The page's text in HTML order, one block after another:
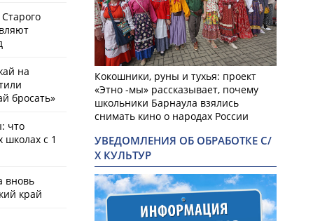
на
бросать»
что
школах с 1
вновь
край
Кокошники, руны и тухья: проект
«Этно -мы» рассказывает, почему
школьники Барнаула взялись
снимать кино о народах России
УВЕДОМЛЕНИЯ ОБ ОБРАБОТКЕ С/
Х КУЛЬТУР